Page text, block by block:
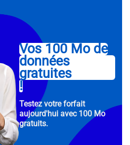
Vos 100 Mo de
données
gratuites
!
Testez votre forfait
aujourd'hui avec 100 Mo
gratuits.